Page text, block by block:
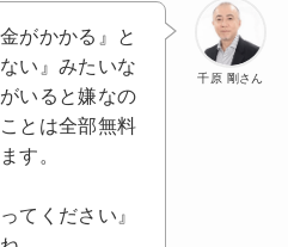
千原 剛さん
がかかる』と
い』みたいな
いると嫌なの
とは全部無料
す。
てください』